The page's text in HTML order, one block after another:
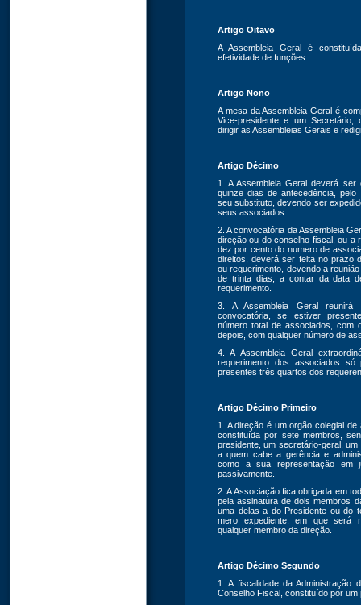
Artigo Oitavo
A Assembleia Geral é
efetividade de funções.
Artigo Nono
A mesa da Assembleia Geral é
Vice-presidente e um Secretário,
dirigir as Assembleias Gerais e
Artigo Décimo
1. A Assembleia Geral deverá
quinze dias de antecedência,
seu substituto, devendo ser
seus associados.
2. A convocatória da Assembleia
direção ou do conselho fiscal, ou a
dez por cento do numero de
direitos, deverá ser feita no prazo
ou requerimento, devendo a
de trinta dias, a contar da data
requerimento.
3. A Assembleia Geral
convocatória, se estiver
número total de associados, com
depois, com qualquer número de
4. A Assembleia Geral
requerimento dos associados
presentes três quartos dos
Artigo Décimo Primeiro
1. A direção é um orgão colegial
constituída por sete membros,
presidente, um secretário-geral,
a quem cabe a gerência e
como a sua representação
passivamente.
2. A Associação fica obrigada em
pela assinatura de dois membros
uma delas a do Presidente ou do
mero expediente, em que será
qualquer membro da direção.
Artigo Décimo Segundo
1. A fiscalidade da Administração
Conselho Fiscal, constituído por